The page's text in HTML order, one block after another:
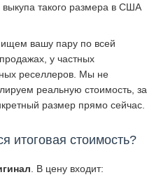
выкупа такого размера в США
вашу пару по всей
у частных
реселлеров. Мы не
реальную стоимость, за
размер прямо сейчас.
итоговая стоимость?
. В цену входит: